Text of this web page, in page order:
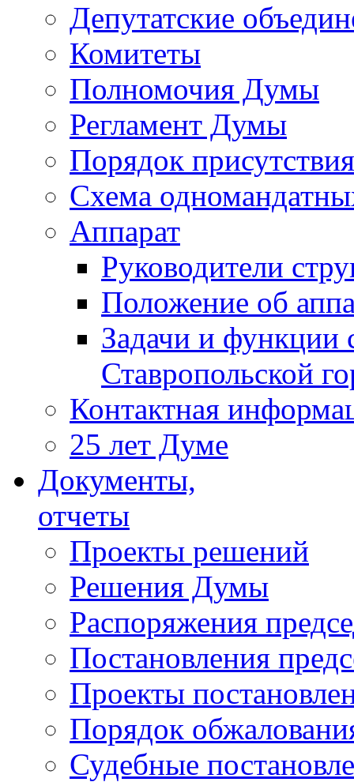
Депутатские
Комитеты
Полномочия Думы
Регламент Думы
Порядок
Схема
Аппарат
Руководители
Положение об
Задачи и функции
Ставропольской
Контактная
25 лет Думе
Документы,
отчеты
Проекты решений
Решения Думы
Распоряжения
Постановления
Проекты
Порядок
Судебные